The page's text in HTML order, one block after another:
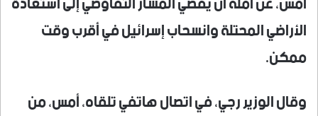
الأراضي المحتلة وانسحاب إسرائيل في أقرب وقت
ممكن.
وقال الوزير رجي، في اتصال هاتفي تلقاه، أمس، من